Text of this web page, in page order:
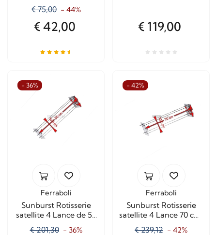
€ 75,00 - 44%
€ 42,00 € 119,00
- 36%
Ferraboli
Sunburst Rotisserie
satellite 4 Lance de 50
€ 201,30 - 36%
- 42%
Ferraboli
Sunburst Rotisserie
satellite 4 Lance 70 cm.
€ 239,12 - 42%